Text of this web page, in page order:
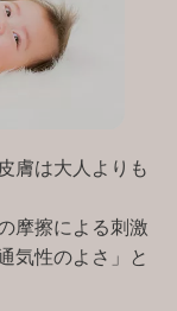
膚は大人よりも
摩擦による刺激
気性のよさ」と